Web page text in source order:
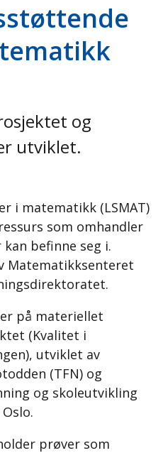
og
utviklet.
i matematikk (LSMAT)
som omhandler
befinne seg i.
Matematikksenteret
på materiellet
(Kvalitet i
utviklet av
(TFN) og
og skoleutvikling
prøver som